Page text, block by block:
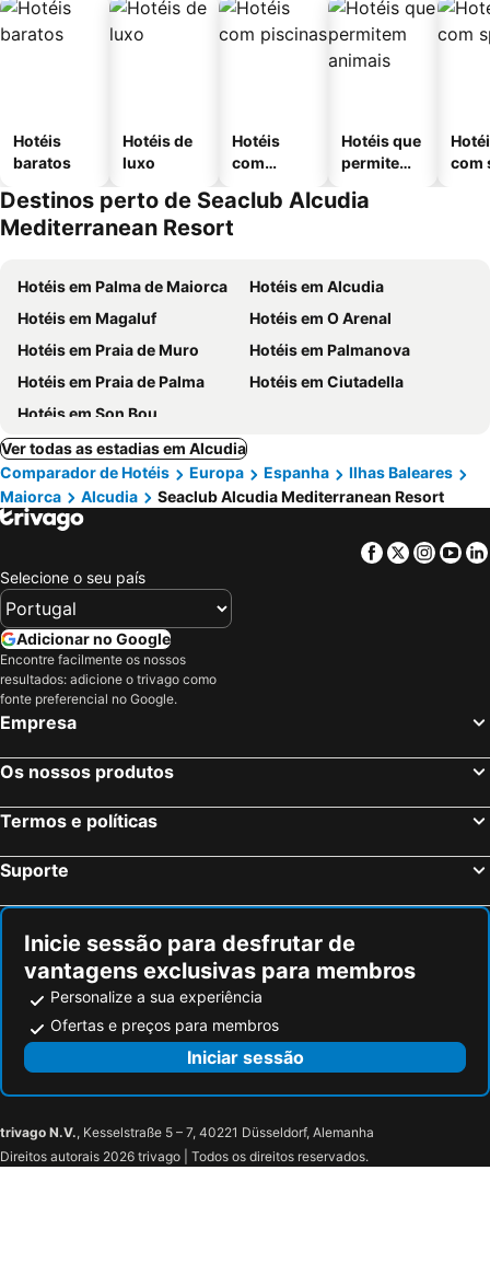
Hotéis
baratos
Hotéis de
luxo
Hotéis
com
Hotéis que
permitem
com
Destinos perto de Seaclub Alcudia
Mediterranean Resort
Hotéis em Palma de Maiorca
Hotéis em Alcudia
Hotéis em Magaluf
Hotéis em O Arenal
Hotéis em Praia de Muro
Hotéis em Palmanova
Hotéis em Praia de Palma
Hotéis em Ciutadella
Hotéis em Son Bou
Ver todas as estadias em Alcudia
Comparador de Hotéis
Europa Espanha
Ilhas Baleares
Maiorca
Alcudia Seaclub Alcudia Mediterranean Resort
Facebook
Twitter
Selecione o seu país
Adicionar no Google
Encontre facilmente os nossos
resultados: adicione o trivago como
fonte preferencial no Google.
Empresa
Os nossos produtos
Termos e políticas
Suporte
Inicie sessão para desfrutar de
vantagens exclusivas para membros
Personalize a sua experiência
Ofertas e preços para membros
Iniciar sessão
trivago N.V., Kesselstraße 5 – 7, 40221 Düsseldorf, Alemanha
Direitos autorais 2026 trivago | Todos os direitos reservados.